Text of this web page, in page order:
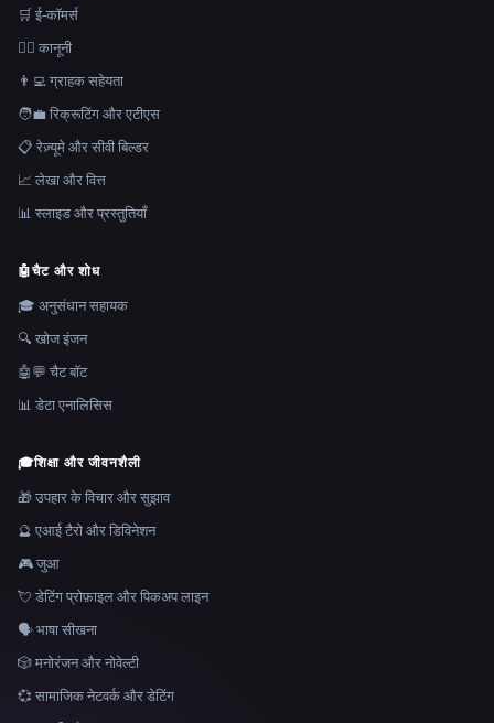
🛒 ई-कॉमर्स
👩‍⚖️ कानूनी
👨‍💻 ग्राहक सहेयता
🧑‍💼 रिक्रूटिंग और एटीएस
📋 रेज़्यूमे और सीवी बिल्डर
📈 लेखा और वित्त
📊 स्लाइड और प्रस्तुतियाँ
🤖चैट और शोध
🎓 अनुसंधान सहायक
🔍 खोज इंजन
🤖💬 चैट बॉट
📊 डेटा एनालिसिस
🎓शिक्षा और जीवनशैली
🎁 उपहार के विचार और सुझाव
🔮 एआई टैरो और डिविनेशन
🎮 जुआ
💘 डेटिंग प्रोफ़ाइल और पिकअप लाइन
🗣️ भाषा सीखना
🎲 मनोरंजन और नोवेल्टी
💞 सामाजिक नेटवर्क और डेटिंग